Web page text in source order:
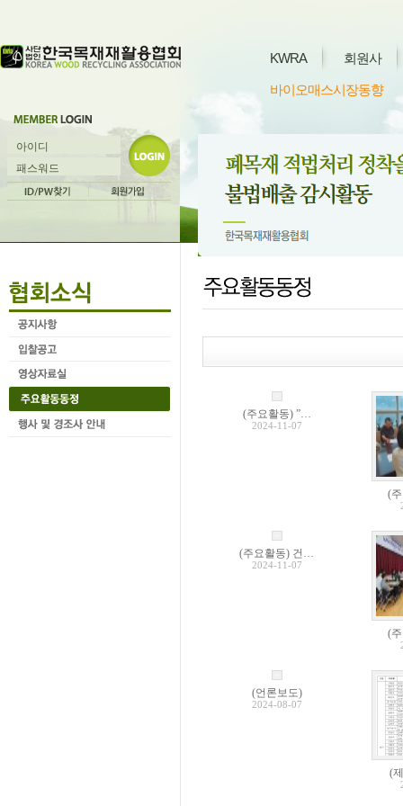
KWRA 회원사
바이오매스시장동향
(주요활동) ”…
2024-11-07
(
(주요활동) 건…
2024-11-07
(
(언론보도)
2024-08-07
(